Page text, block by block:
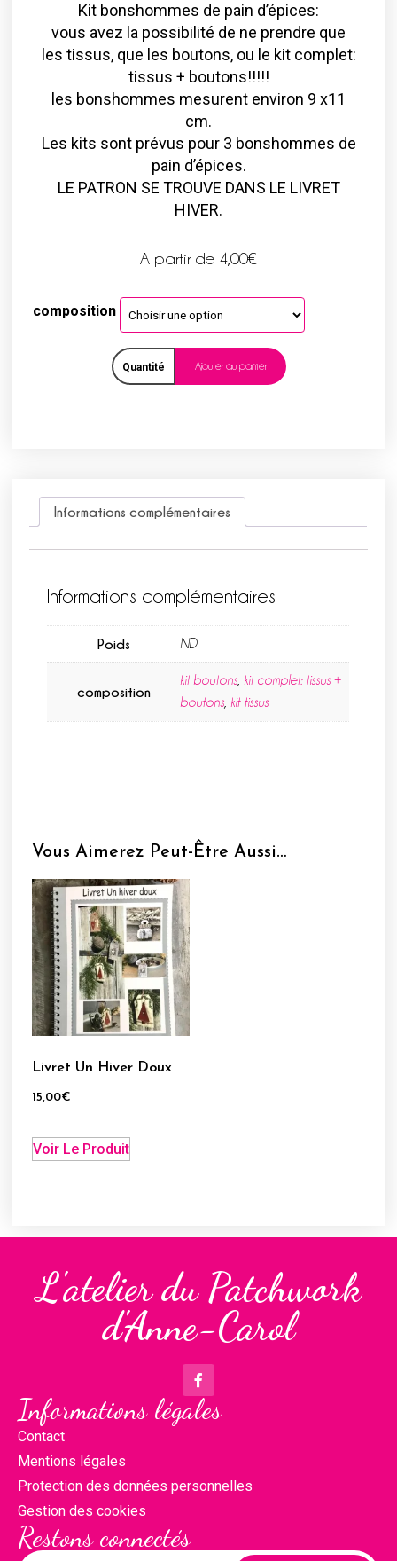
Kit bonshommes de pain d’épices:
vous avez la possibilité de ne prendre que
les tissus, que les boutons, ou le kit complet:
tissus + boutons!!!!!
les bonshommes mesurent environ 9 x11
cm.
Les kits sont prévus pour 3 bonshommes de
pain d’épices.
LE PATRON SE TROUVE DANS LE LIVRET
HIVER.
A partir de 4,00€
composition
Quantité Ajouter au panier
Informations complémentaires
Informations complémentaires
Poids ND
composition
kit boutons kit complet: tissus +
boutons kit tissus
Vous Aimerez Peut-Être Aussi…
Livret Un Hiver Doux
15,00€
Voir Le Produit
L'atelier du Patchwork
d'Anne-Carol
Informations légales
Contact
Mentions légales
Protection des données personnelles
Gestion des cookies
Restons connectés